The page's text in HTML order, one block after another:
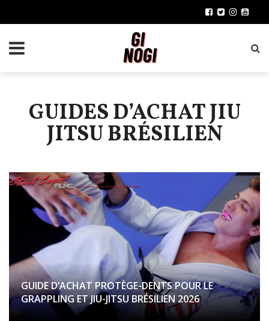
GUIDES D’ACHAT JIU
JITSU BRÉSILIEN
GUIDE D’ACHAT PROTÈGE-DENTS POUR LE
GRAPPLING ET JIU-JITSU BRÉSILIEN 2026